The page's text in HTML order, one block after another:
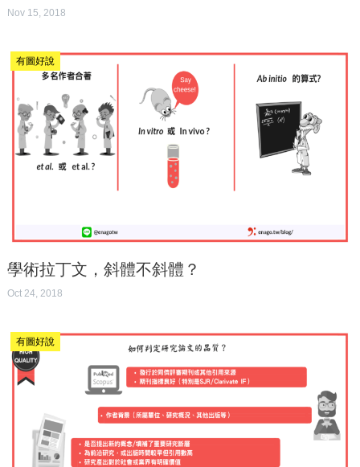
Nov 15, 2018
有圖好說
學術拉丁文，斜體不斜體？
Oct 24, 2018
有圖好說